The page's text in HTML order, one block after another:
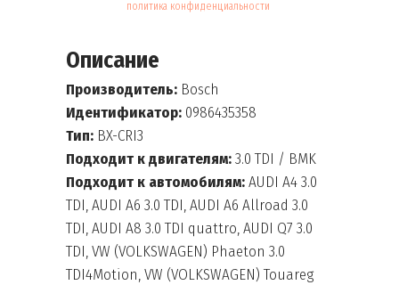
политика конфиденциальности
Производитель: Bosch
Идентификатор: 0986435358
Тип: BX-CRI3
Подходит к двигателям:3.0 TDI / BMK
Подходит к автомобилям:AUDI A4 3.0
TDI, AUDI A6 3.0 TDI, AUDI A6 Allroad 3.0
TDI, AUDI A8 3.0 TDI quattro, AUDI Q7 3.0
TDI, VW (VOLKSWAGEN) Phaeton 3.0
TDI4Motion, VW (VOLKSWAGEN) Touareg
Описание